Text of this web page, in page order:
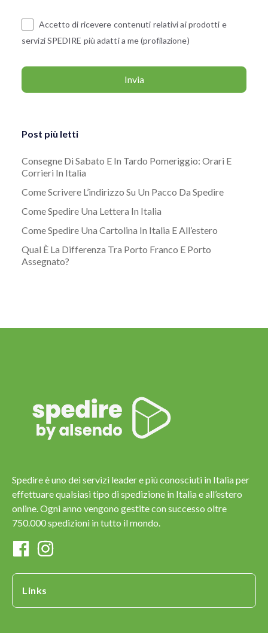
Accetto di ricevere contenuti relativi ai prodotti e
servizi SPEDIRE più adatti a me (profilazione)
Post più letti
Consegne Di Sabato E In Tardo Pomeriggio: Orari E
Corrieri In Italia
Come Scrivere L’indirizzo Su Un Pacco Da Spedire
Come Spedire Una Lettera In Italia
Come Spedire Una Cartolina In Italia E All’estero
Qual È La Differenza Tra Porto Franco E Porto
Assegnato?
Spedire è uno dei servizi leader e più conosciuti in Italia per
effettuare qualsiasi tipo di spedizione in Italia e all’estero
online. Ogni anno vengono gestite con successo oltre
750.000 spedizioni in tutto il mondo.
Links